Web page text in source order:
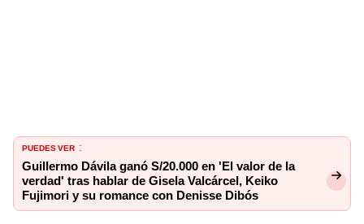
PUEDES VER :
Guillermo Dávila ganó S/20.000 en 'El valor de la
verdad' tras hablar de Gisela Valcárcel, Keiko
Fujimori y su romance con Denisse Dibós